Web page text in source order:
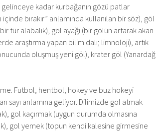
kadar kurbağanın gözü patlar
bırakır” anlamında kullanılan bir söz), göl
tür alabalık), göl ayağı (bir gölün artarak akan
araştırma yapan bilim dalı; limnoloji), artık
oluşmuş yeni göl), krater göl (Yanardağ
Futbol, hentbol, hokey ve buz hokeyi
sayı anlamına geliyor. Dilimizde gol atmak
gol kaçırmak (uygun durumda olmasına
gol yemek (topun kendi kalesine girmesine